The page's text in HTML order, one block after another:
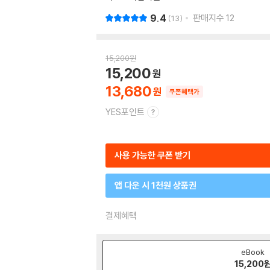
9.4 13 판매지수 12
15,200원
13,680
15,200
쿠폰혜택가
YES포인트
사용 가능한 쿠폰 받기
앱 다운 시 1천원 상품권
결제혜택
eBook
15,200